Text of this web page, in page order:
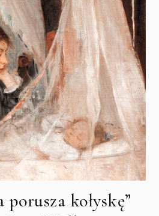
kołyskę”